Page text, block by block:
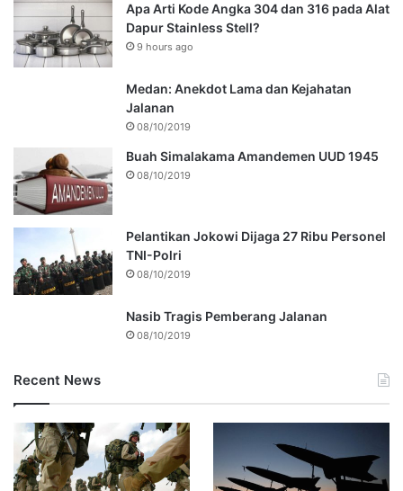
Apa Arti Kode Angka 304 dan 316 pada Alat
Dapur Stainless Stell?
9 hours ago
Medan: Anekdot Lama dan Kejahatan
Jalanan
08/10/2019
Buah Simalakama Amandemen UUD 1945
08/10/2019
Pelantikan Jokowi Dijaga 27 Ribu Personel
TNI-Polri
08/10/2019
Nasib Tragis Pemberang Jalanan
08/10/2019
Recent News